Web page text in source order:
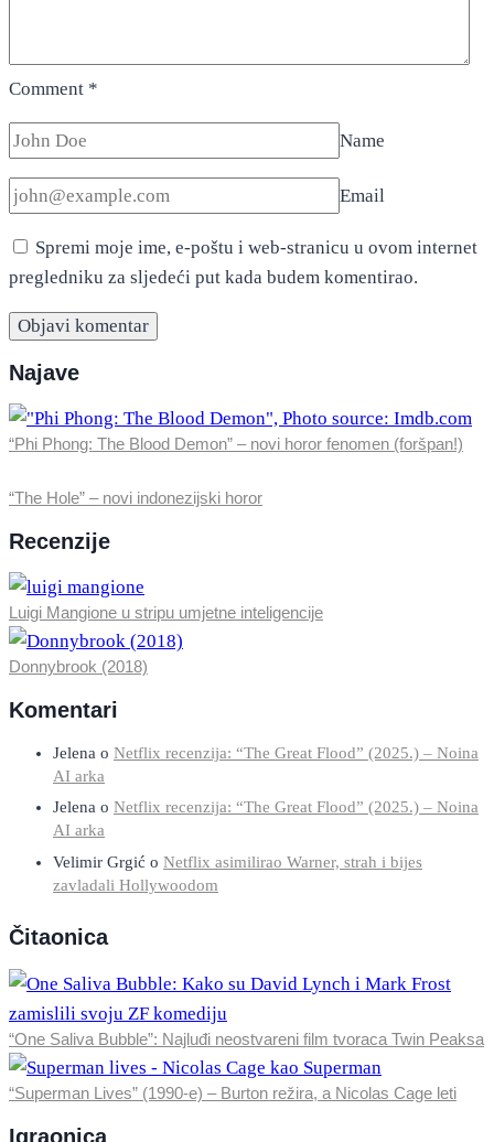
Comment *
Name
Email
Spremi moje ime, e-poštu i web-stranicu u ovom internet
pregledniku za sljedeći put kada budem komentirao.
Najave
“Phi Phong: The Blood Demon” – novi horor fenomen (foršpan!)
“The Hole” – novi indonezijski horor
Recenzije
Luigi Mangione u stripu umjetne inteligencije
Donnybrook (2018)
Komentari
Jelena o Netflix recenzija: “The Great Flood” (2025.) – Noina
AI arka
Jelena o Netflix recenzija: “The Great Flood” (2025.) – Noina
AI arka
Velimir Grgić o Netflix asimilirao Warner, strah i bijes
zavladali Hollywoodom
Čitaonica
“One Saliva Bubble”: Najluđi neostvareni film tvoraca Twin Peaksa
“Superman Lives” (1990-e) – Burton režira, a Nicolas Cage leti
Igraonica